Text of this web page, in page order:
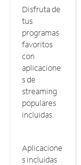
Disfruta de
tus
programas
favoritos
con
aplicacione
s de
streaming
populares
incluidas.
Aplicacione
s incluidas